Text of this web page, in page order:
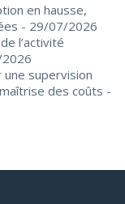
en hausse,
- 29/07/2026
l’activité
supervision
des coûts -